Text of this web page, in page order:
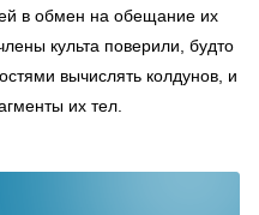
в обмен на обещание их
культа поверили, будто
вычислять колдунов, и
их тел.